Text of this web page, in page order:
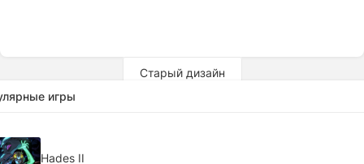
Старый дизайн
игры
Hades II